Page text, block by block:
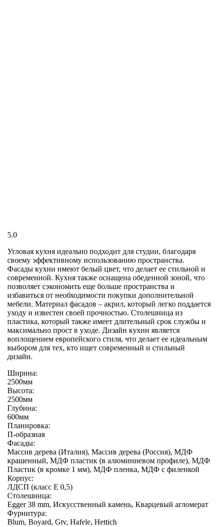
5.0
Угловая кухня идеально подходит для студии, благодаря
своему эффективному использованию пространства.
Фасады кухни имеют белый цвет, что делает ее стильной и
современной. Кухня также оснащена обеденной зоной, что
позволяет сэкономить еще больше пространства и
избавиться от необходимости покупки дополнительной
мебели. Материал фасадов – акрил, который легко поддается
уходу и известен своей прочностью. Столешница из
пластика, который также имеет длительный срок службы и
максимально прост в уходе. Дизайн кухни является
воплощением европейского стиля, что делает ее идеальным
выбором для тех, кто ищет современный и стильный
дизайн.
Ширина:
2500мм
Высота:
2500мм
Глубина:
600мм
Планировка:
П-образная
Фасады:
Массив дерева (Италия), Массив дерева (Россия), МДФ
крашенный, МДФ пластик (в алюминиевом профиле), МДФ
Пластик (в кромке 1 мм), МДФ пленка, МДФ с филенкой
Корпус:
ЛДСП (класс E 0,5)
Столешница:
Egger 38 mm, Искусственный камень, Кварцевый агломерат
Фурнитура:
Blum, Boyard, Gtv, Hafele, Hettich